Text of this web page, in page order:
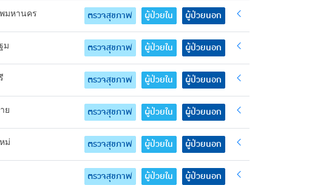
พมหานคร ตรวจสุขภาพ ผู้ป่วยใน ผู้ป่วยนอก
ม ตรวจสุขภาพ ผู้ป่วยใน ผู้ป่วยนอก
ตรวจสุขภาพ ผู้ป่วยใน ผู้ป่วยนอก
ย ตรวจสุขภาพ ผู้ป่วยใน ผู้ป่วยนอก
ม่ ตรวจสุขภาพ ผู้ป่วยใน ผู้ป่วยนอก
ตรวจสุขภาพ ผู้ป่วยใน ผู้ป่วยนอก